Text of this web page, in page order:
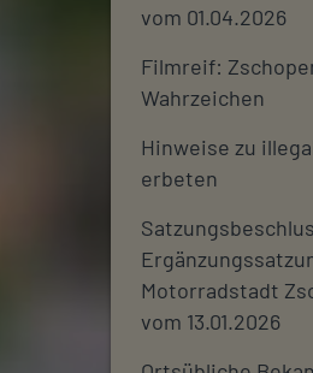
vom 01.04.2026
Filmreif:
Wahrzeichen
Hinweise zu
erbeten
Motorradstadt
vom 13.01.2026